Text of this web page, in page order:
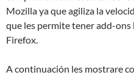
Mozilla ya que agiliza la
que les permite tener add-
Firefox.
A continuación les mostrare